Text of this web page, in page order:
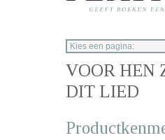
VOOR HEN
DIT LIED